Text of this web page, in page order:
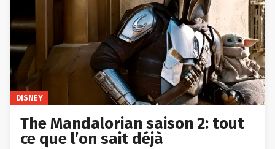
DISNEY
The Mandalorian saison 2: tout
ce que l’on sait déjà